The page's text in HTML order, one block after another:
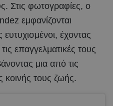
Στις φωτογραφίες, ο
εμφανίζονται
έχοντας
επαγγελματικές τους
μια από τις
κοινής τους ζωής.